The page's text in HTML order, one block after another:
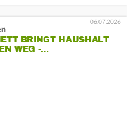
06.07.2026
BRINGT HAUSHALT
WEG -…